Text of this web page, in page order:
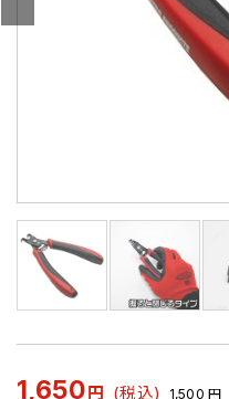
1,650 円 (税込) 1,500 円